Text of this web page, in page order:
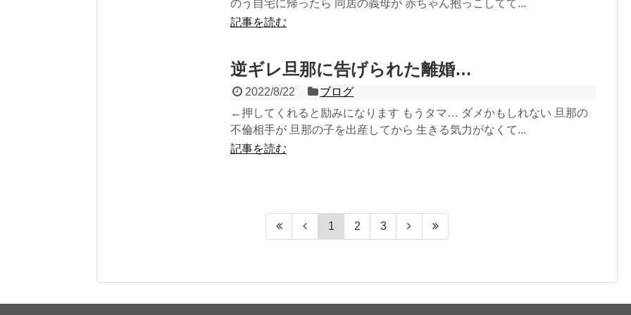
のう自宅に帰ったら 同居の義母が 赤ちゃん抱っこしてて...
記事を読む
逆ギレ旦那に告げられた離婚…
2022/8/22
ブログ
←押してくれると励みになります もうタマ… ダメかもしれない 旦那の
不倫相手が 旦那の子を出産してから 生きる気力がなくて...
記事を読む
1 2 3